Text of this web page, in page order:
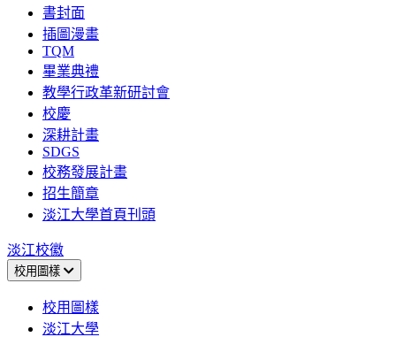
書封面
插圖漫畫
TQM
畢業典禮
教學行政革新研討會
校慶
深耕計畫
SDGS
校務發展計畫
招生簡章
淡江大學首頁刊頭
淡江校徽
校用圖樣
校用圖樣
淡江大學